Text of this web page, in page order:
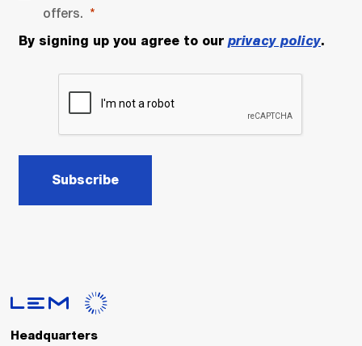
offers.
By signing up you agree to our privacy policy.
Subscribe
Headquarters